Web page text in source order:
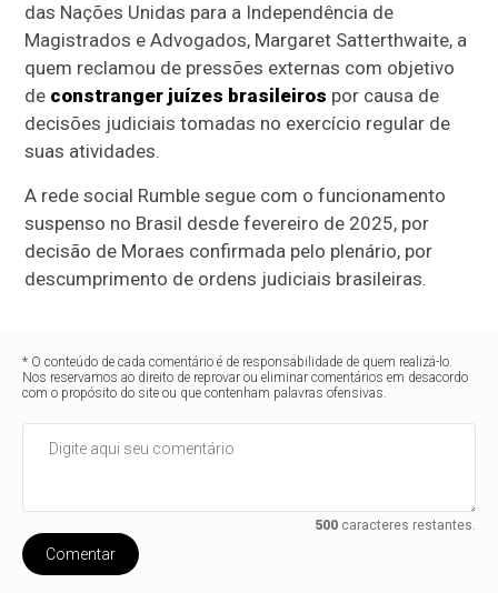
das Nações Unidas para a Independência de
Magistrados e Advogados, Margaret Satterthwaite, a
quem reclamou de pressões externas com objetivo
de constranger juízes brasileiros por causa de
decisões judiciais tomadas no exercício regular de
suas atividades.
A rede social Rumble segue com o funcionamento
suspenso no Brasil desde fevereiro de 2025, por
decisão de Moraes confirmada pelo plenário, por
descumprimento de ordens judiciais brasileiras.
* O conteúdo de cada comentário é de responsabilidade de quem realizá-lo.
Nos reservamos ao direito de reprovar ou eliminar comentários em desacordo
com o propósito do site ou que contenham palavras ofensivas.
500caracteres restantes.
Comentar